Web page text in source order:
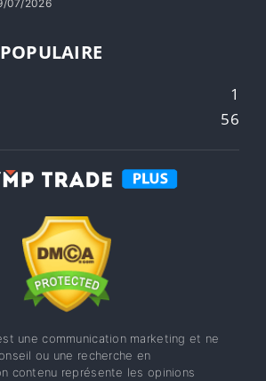
07/2026
1
56
une communication marketing et ne
ou une recherche en
contenu représente les opinions